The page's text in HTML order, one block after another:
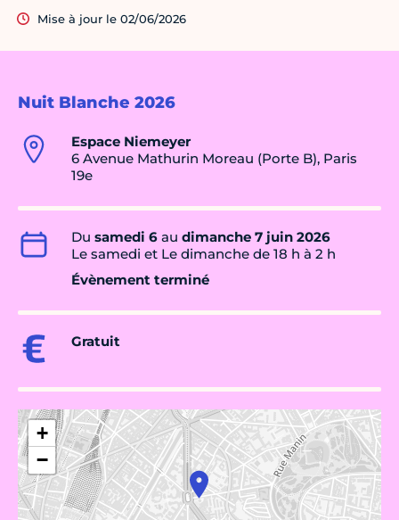
Nuit Blanche 2026
Espace Niemeyer
6 Avenue Mathurin Moreau (Porte B), Paris
19e
Du samedi 6 au dimanche 7 juin 2026
Le samedi et Le dimanche de 18 h à 2 h
Évènement terminé
Gratuit
+
−
Mise à jour le 02/06/2026